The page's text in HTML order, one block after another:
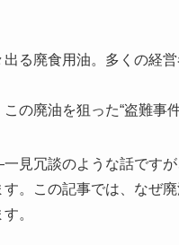
出る廃食用油。多くの経
この廃油を狙った“盗難事
見冗談のような話ですが
す。この記事では、なぜ
。